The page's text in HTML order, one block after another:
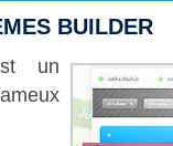
BUILDER
un